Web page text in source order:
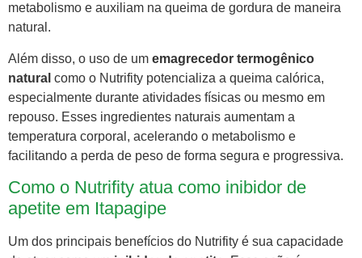
metabolismo e auxiliam na queima de gordura de maneira
natural.
Além disso, o uso de um emagrecedor termogênico
natural como o Nutrifity potencializa a queima calórica,
especialmente durante atividades físicas ou mesmo em
repouso. Esses ingredientes naturais aumentam a
temperatura corporal, acelerando o metabolismo e
facilitando a perda de peso de forma segura e progressiva.
Como o Nutrifity atua como inibidor de
apetite em Itapagipe
Um dos principais benefícios do Nutrifity é sua capacidade